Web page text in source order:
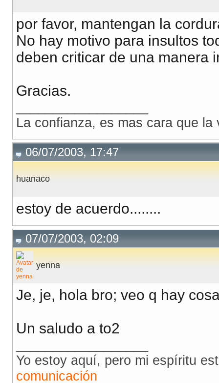
por favor, mantengan la
No hay motivo para insultos
deben criticar de una manera
Gracias.
La confianza, es mas cara que la
06/07/2003, 17:47
huanaco
estoy de acuerdo........
07/07/2003, 02:09
yenna
Je, je, hola bro; veo q hay
Un saludo a to2
Yo estoy aquí, pero mi espíritu
comunicación